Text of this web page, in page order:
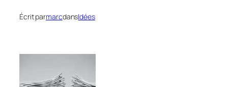
Écrit parmarcdansIdées